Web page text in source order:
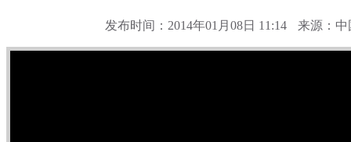
发布时间：2014年01月08日 11:14 来源：中